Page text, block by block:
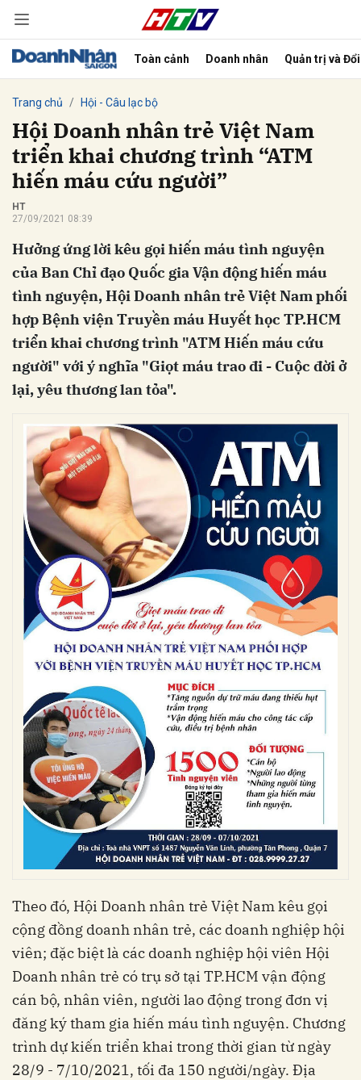
Toàn cảnh Doanh nhân Quản trị và
Trang chủ Hội - Câu lạc bộ
Hội Doanh nhân trẻ Việt Nam
triển khai chương trình “ATM
hiến máu cứu người”
HT
27/09/2021 08:39
Hưởng ứng lời kêu gọi hiến máu tình nguyện
của Ban Chỉ đạo Quốc gia Vận động hiến máu
tình nguyện, Hội Doanh nhân trẻ Việt Nam phối
hợp Bệnh viện Truyền máu Huyết học TP.HCM
triển khai chương trình "ATM Hiến máu cứu
người" với ý nghĩa "Giọt máu trao đi - Cuộc đời ở
lại, yêu thương lan tỏa".
Theo đó, Hội Doanh nhân trẻ Việt Nam kêu gọi
cộng đồng doanh nhân trẻ, các doanh nghiệp hội
viên; đặc biệt là các doanh nghiệp hội viên Hội
Doanh nhân trẻ có trụ sở tại TP.HCM vận động
cán bộ, nhân viên, người lao động trong đơn vị
đăng ký tham gia hiến máu tình nguyện. Chương
trình dự kiến triển khai trong thời gian từ ngày
28/9 - 7/10/2021, tối đa 150 người/ngày. Địa
Hủy